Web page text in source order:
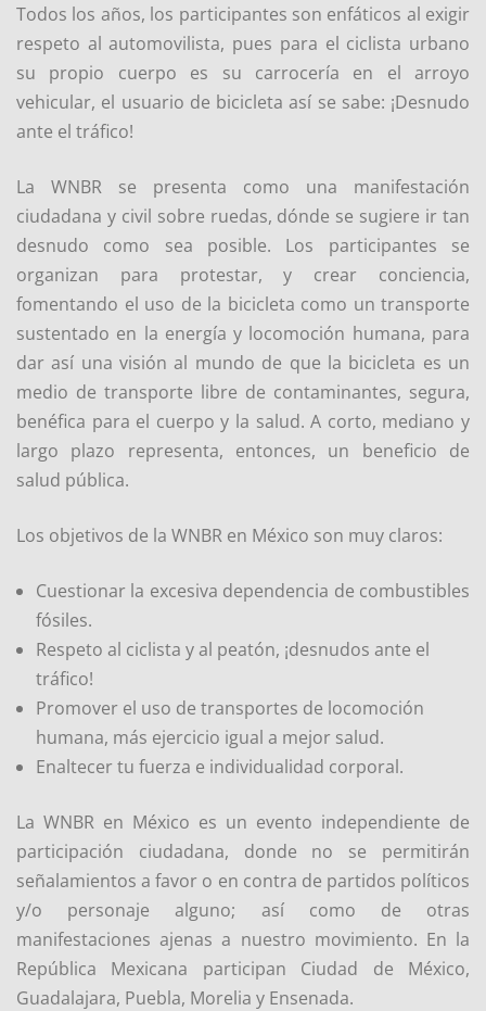
Todos los años, los participantes son enfáticos al exigir
respeto al automovilista, pues para el ciclista urbano
su propio cuerpo es su carrocería en el arroyo
vehicular, el usuario de bicicleta así se sabe: ¡Desnudo
ante el tráfico!
La WNBR se presenta como una manifestación
ciudadana y civil sobre ruedas, dónde se sugiere ir tan
desnudo como sea posible. Los participantes se
organizan para protestar, y crear conciencia,
fomentando el uso de la bicicleta como un transporte
sustentado en la energía y locomoción humana, para
dar así una visión al mundo de que la bicicleta es un
medio de transporte libre de contaminantes, segura,
benéfica para el cuerpo y la salud. A corto, mediano y
largo plazo representa, entonces, un beneficio de
salud pública.
Los objetivos de la WNBR en México son muy claros:
Cuestionar la excesiva dependencia de combustibles
fósiles.
Respeto al ciclista y al peatón, ¡desnudos ante el
tráfico!
Promover el uso de transportes de locomoción
humana, más ejercicio igual a mejor salud.
Enaltecer tu fuerza e individualidad corporal.
La WNBR en México es un evento independiente de
participación ciudadana, donde no se permitirán
señalamientos a favor o en contra de partidos políticos
y/o personaje alguno; así como de otras
manifestaciones ajenas a nuestro movimiento. En la
República Mexicana participan Ciudad de México,
Guadalajara, Puebla, Morelia y Ensenada.